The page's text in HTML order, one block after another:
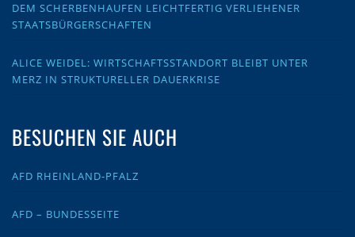
DEM SCHERBENHAUFEN LEICHTFERTIG VERLIEHENER
STAATSBÜRGERSCHAFTEN
ALICE WEIDEL: WIRTSCHAFTSSTANDORT BLEIBT UNTER
MERZ IN STRUKTURELLER DAUERKRISE
BESUCHEN SIE AUCH
AFD RHEINLAND-PFALZ
AFD – BUNDESSEITE